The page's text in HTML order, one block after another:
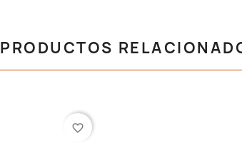
PRODUCTOS
favorite_border